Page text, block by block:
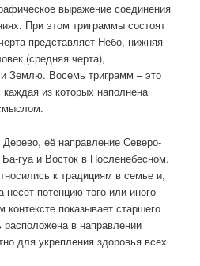
выражение соединения
При этом триграммы состоят
представляет Небо, нижняя –
(средняя черта),
Землю. Восемь триграмм – это
из которых наполнена
Дерево, её направление Северо-
гуа и Восток в Посленебесном.
к традициям в семье и,
потенцию того или иного
показывает старшего
в направлении
для укрепления здоровья всех